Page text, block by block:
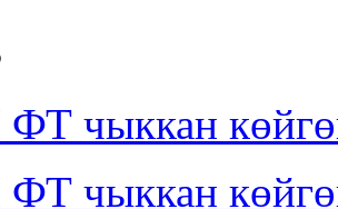
чыккан
чыккан